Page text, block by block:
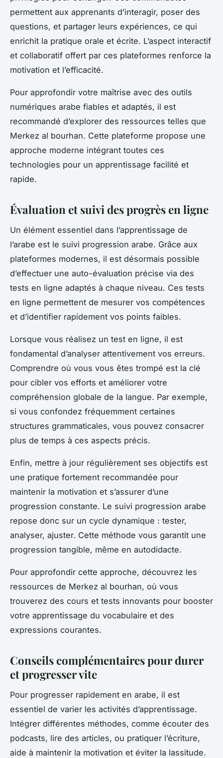
permettent aux apprenants d’interagir, poser des
questions, et partager leurs expériences, ce qui
enrichit la pratique orale et écrite. L’aspect interactif
et collaboratif offert par ces plateformes renforce la
motivation et l’efficacité.
Pour approfondir votre maîtrise avec des outils
numériques arabe fiables et adaptés, il est
recommandé d’explorer des ressources telles que
Merkez al bourhan. Cette plateforme propose une
approche moderne intégrant toutes ces
technologies pour un apprentissage facilité et
rapide.
Évaluation et suivi des progrès en ligne
Un élément essentiel dans l’apprentissage de
l’arabe est le suivi progression arabe. Grâce aux
plateformes modernes, il est désormais possible
d’effectuer une auto-évaluation précise via des
tests en ligne adaptés à chaque niveau. Ces tests
en ligne permettent de mesurer vos compétences
et d’identifier rapidement vos points faibles.
Lorsque vous réalisez un test en ligne, il est
fondamental d’analyser attentivement vos erreurs.
Comprendre où vous vous êtes trompé est la clé
pour cibler vos efforts et améliorer votre
compréhension globale de la langue. Par exemple,
si vous confondez fréquemment certaines
structures grammaticales, vous pouvez consacrer
plus de temps à ces aspects précis.
Enfin, mettre à jour régulièrement ses objectifs est
une pratique fortement recommandée pour
maintenir la motivation et s’assurer d’une
progression constante. Le suivi progression arabe
repose donc sur un cycle dynamique : tester,
analyser, ajuster. Cette méthode vous garantit une
progression tangible, même en autodidacte.
Pour approfondir cette approche, découvrez les
ressources de Merkez al bourhan, où vous
trouverez des cours et tests innovants pour booster
votre apprentissage du vocabulaire et des
expressions courantes.
Conseils complémentaires pour durer
et progresser vite
Pour progresser rapidement en arabe, il est
essentiel de varier les activités d’apprentissage.
Intégrer différentes méthodes, comme écouter des
podcasts, lire des articles, ou pratiquer l’écriture,
aide à maintenir la motivation et éviter la lassitude.